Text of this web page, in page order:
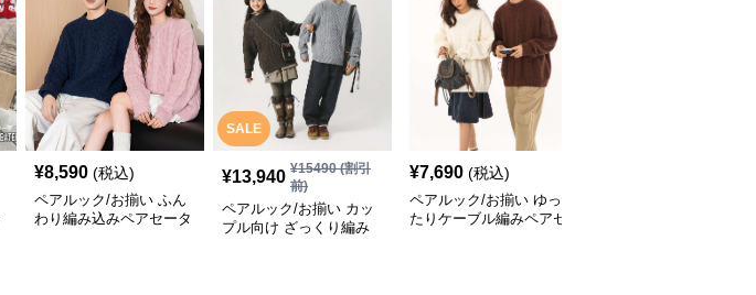
¥8,590 (税込)
ペアルック/お揃い ふん
わり編み込みペアセータ
SALE
¥13,940 ¥15490(割引
前)
ペアルック/お揃い カッ
プル向け ざっくり編み
¥7,690 (税込)
ペアルック/お揃い ゆっ
たりケーブル編みペアセ